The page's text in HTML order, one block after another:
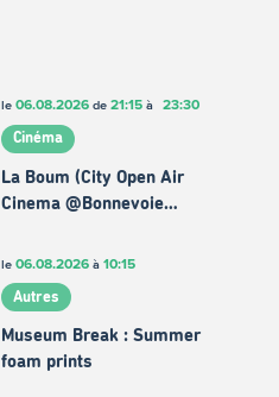
le 06.08.2026de 21:15à 23:30
Cinéma
La Boum (City Open Air
Cinema @Bonnevoie…
le 06.08.2026à 10:15
Autres
Museum Break : Summer
foam prints